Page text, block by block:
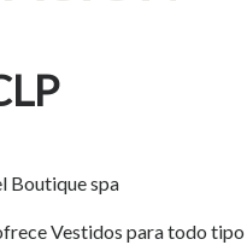
Boutique spa
Vestidos para todo tipo